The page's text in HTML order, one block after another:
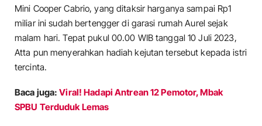
Mini Cooper Cabrio, yang ditaksir harganya sampai Rp1
miliar ini sudah bertengger di garasi rumah Aurel sejak
malam hari. Tepat pukul 00.00 WIB tanggal 10 Juli 2023,
Atta pun menyerahkan hadiah kejutan tersebut kepada istri
tercinta.
Baca juga:Viral! Hadapi Antrean 12 Pemotor, Mbak
SPBU Terduduk Lemas